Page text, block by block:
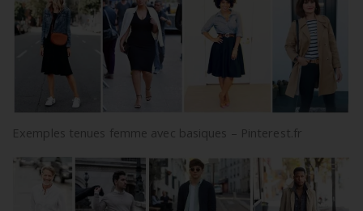
Exemples tenues femme avec basiques – Pinterest.fr